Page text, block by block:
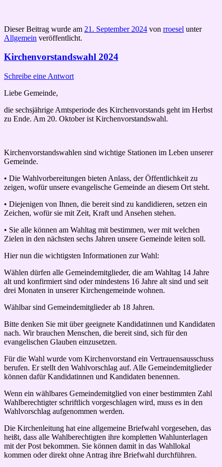
Dieser Beitrag wurde am 21. September 2024 von rroesel unter
Allgemein veröffentlicht.
Kirchenvorstandswahl 2024
Schreibe eine Antwort
Liebe Gemeinde,
die sechsjährige Amtsperiode des Kirchenvorstands geht im Herbst
zu Ende. Am 20. Oktober ist Kirchenvorstandswahl.
Kirchenvorstandswahlen sind wichtige Stationen im Leben unserer
Gemeinde.
• Die Wahlvorbereitungen bieten Anlass, der Öffentlichkeit zu
zeigen, wofür unsere evangelische Gemeinde an diesem Ort steht.
• Diejenigen von Ihnen, die bereit sind zu kandidieren, setzen ein
Zeichen, wofür sie mit Zeit, Kraft und Ansehen stehen.
• Sie alle können am Wahltag mit bestimmen, wer mit welchen
Zielen in den nächsten sechs Jahren unsere Gemeinde leiten soll.
Hier nun die wichtigsten Informationen zur Wahl:
Wählen dürfen alle Gemeindemitglieder, die am Wahltag 14 Jahre
alt und konfirmiert sind oder mindestens 16 Jahre alt sind und seit
drei Monaten in unserer Kirchengemeinde wohnen.
Wählbar sind Gemeindemitglieder ab 18 Jahren.
Bitte denken Sie mit über geeignete Kandidatinnen und Kandidaten
nach. Wir brauchen Menschen, die bereit sind, sich für den
evangelischen Glauben einzusetzen.
Für die Wahl wurde vom Kirchenvorstand ein Vertrauensausschuss
berufen. Er stellt den Wahlvorschlag auf. Alle Gemeindemitglieder
können dafür Kandidatinnen und Kandidaten benennen.
Wenn ein wählbares Gemeindemitglied von einer bestimmten Zahl
Wahlberechtigter schriftlich vorgeschlagen wird, muss es in den
Wahlvorschlag aufgenommen werden.
Die Kirchenleitung hat eine allgemeine Briefwahl vorgesehen, das
heißt, dass alle Wahlberechtigten ihre kompletten Wahlunterlagen
mit der Post bekommen. Sie können damit in das Wahllokal
kommen oder direkt ohne Antrag ihre Briefwahl durchführen.